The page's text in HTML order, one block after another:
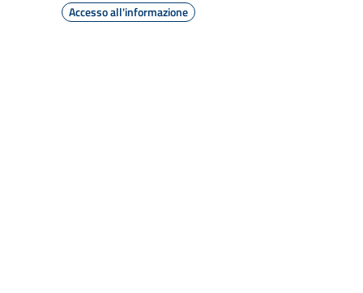
Accesso all'informazione